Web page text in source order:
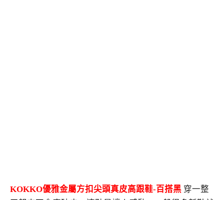
KOKKO優雅金屬方扣尖頭真皮高跟鞋-百搭黑 穿一整